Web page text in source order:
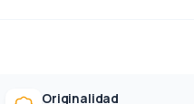
Originalidad